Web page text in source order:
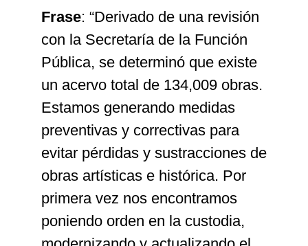
Frase: “Derivado de una revisión
con la Secretaría de la Función
Pública, se determinó que existe
un acervo total de 134,009 obras.
Estamos generando medidas
preventivas y correctivas para
evitar pérdidas y sustracciones de
obras artísticas e histórica. Por
primera vez nos encontramos
poniendo orden en la custodia,